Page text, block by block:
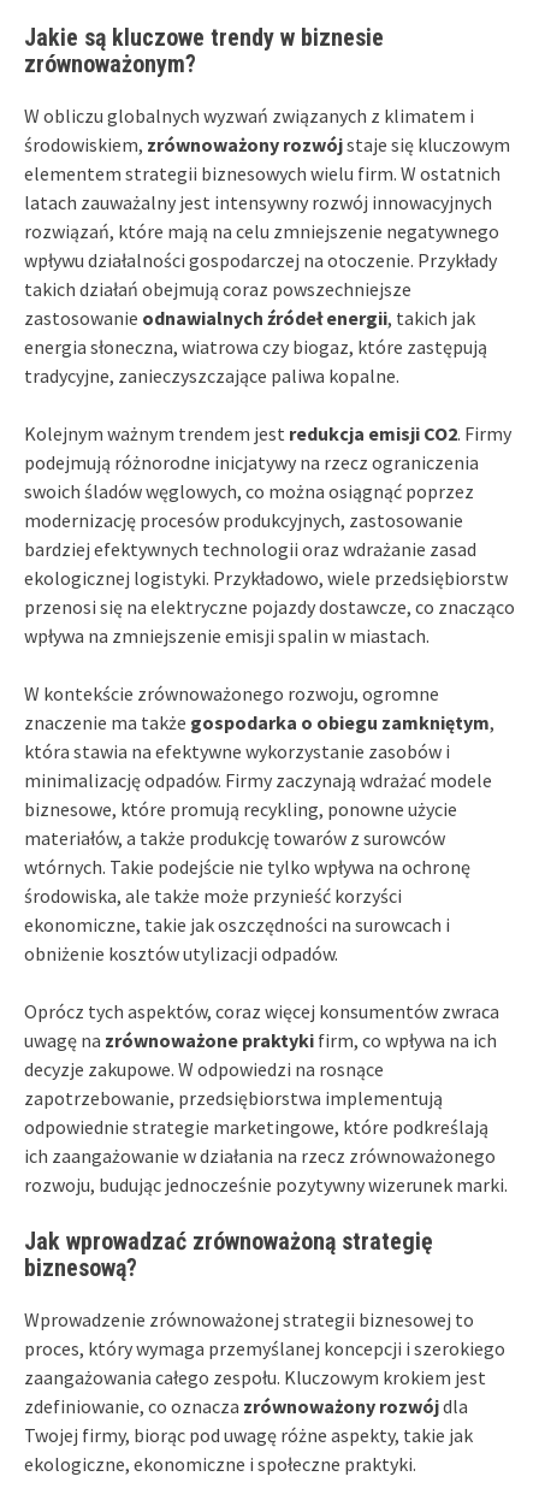
Jakie są kluczowe trendy w biznesie
zrównoważonym?
W obliczu globalnych wyzwań związanych z klimatem i
środowiskiem, zrównoważony rozwójstaje się kluczowym
elementem strategii biznesowych wielu firm. W ostatnich
latach zauważalny jest intensywny rozwój innowacyjnych
rozwiązań, które mają na celu zmniejszenie negatywnego
wpływu działalności gospodarczej na otoczenie. Przykłady
takich działań obejmują coraz powszechniejsze
zastosowanie odnawialnych źródeł energii, takich jak
energia słoneczna, wiatrowa czy biogaz, które zastępują
tradycyjne, zanieczyszczające paliwa kopalne.
Kolejnym ważnym trendem jest redukcja emisji CO2. Firmy
podejmują różnorodne inicjatywy na rzecz ograniczenia
swoich śladów węglowych, co można osiągnąć poprzez
modernizację procesów produkcyjnych, zastosowanie
bardziej efektywnych technologii oraz wdrażanie zasad
ekologicznej logistyki. Przykładowo, wiele przedsiębiorstw
przenosi się na elektryczne pojazdy dostawcze, co znacząco
wpływa na zmniejszenie emisji spalin w miastach.
W kontekście zrównoważonego rozwoju, ogromne
znaczenie ma także gospodarka o obiegu zamkniętym,
która stawia na efektywne wykorzystanie zasobów i
minimalizację odpadów. Firmy zaczynają wdrażać modele
biznesowe, które promują recykling, ponowne użycie
materiałów, a także produkcję towarów z surowców
wtórnych. Takie podejście nie tylko wpływa na ochronę
środowiska, ale także może przynieść korzyści
ekonomiczne, takie jak oszczędności na surowcach i
obniżenie kosztów utylizacji odpadów.
Oprócz tych aspektów, coraz więcej konsumentów zwraca
uwagę na zrównoważone praktyki firm, co wpływa na ich
decyzje zakupowe. W odpowiedzi na rosnące
zapotrzebowanie, przedsiębiorstwa implementują
odpowiednie strategie marketingowe, które podkreślają
ich zaangażowanie w działania na rzecz zrównoważonego
rozwoju, budując jednocześnie pozytywny wizerunek marki.
Jak wprowadzać zrównoważoną strategię
biznesową?
Wprowadzenie zrównoważonej strategii biznesowej to
proces, który wymaga przemyślanej koncepcji i szerokiego
zaangażowania całego zespołu. Kluczowym krokiem jest
zdefiniowanie, co oznacza zrównoważony rozwójdla
Twojej firmy, biorąc pod uwagę różne aspekty, takie jak
ekologiczne, ekonomiczne i społeczne praktyki.